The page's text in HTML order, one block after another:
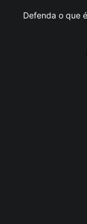
Defenda o que